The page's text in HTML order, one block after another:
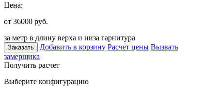
Цена:
от 36000 руб.
за метр в длину верха и низа гарнитура
Заказать Добавить в корзину Расчет цены Вызвать
замерщика
Получить расчет
Выберите конфигурацию